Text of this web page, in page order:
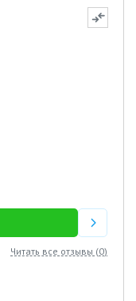
Читать все отзывы (0)